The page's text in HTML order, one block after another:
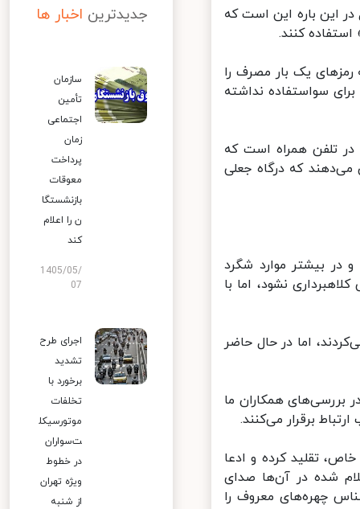
این باره این است که
یک بار مصرف را
برای سواستفاده نداشته
تلفن همراه است که
که درگاه جعلی
بیشتر موارد شگرد
نشود، اما با
اما در حال حاضر
بررسی‌های همکاران ما
برقرار می‌کنند.
تقلید کرده و ادعا
شده در آن‌ها صدای
چهره‌های معروف را
جدیدترین اخبار ها
سازمان
تأمین
اجتماعی
زمان
پرداخت
معوقات
بازنشستگا
ن را اعلام
کند
1405/05/
07
اجرای طرح
تشدید
برخورد با
تخلفات
موتورسیکل
ت‌سواران
در خطوط
ویژه تهران
از شنبه